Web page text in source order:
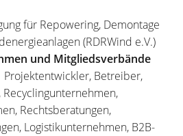
für Repowering, Demontage
(RDRWind e.V.)
und Mitgliedsverbände
Projektentwickler, Betreiber,
Rechtsberatungen,
Logistikunternehmen, B2B-